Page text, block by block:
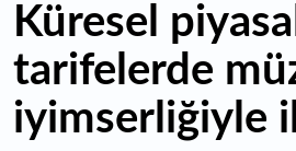
Küresel
tarifelerde
iyimserliğiyle